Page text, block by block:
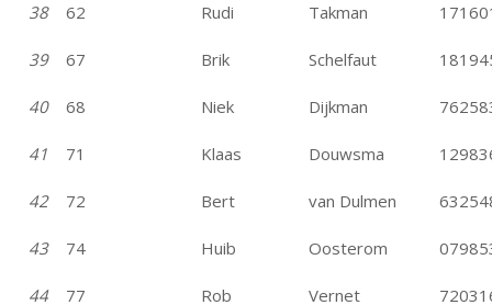
38 62 Rudi Takman
39 67 Brik Schelfaut
40 68 Niek Dijkman
41 71 Klaas Douwsma
42 72 Bert van Dulmen
43 74 Huib Oosterom
44 77 Rob Vernet